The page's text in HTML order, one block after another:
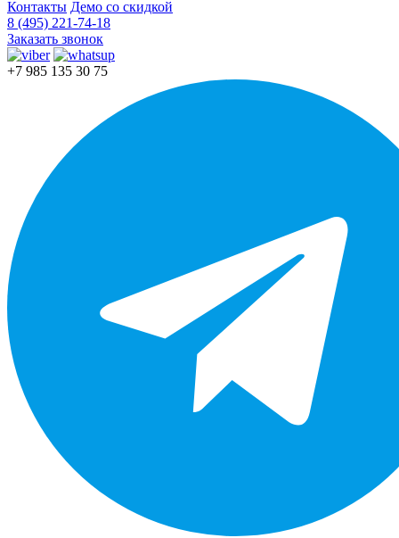
Контакты Демо со скидкой
8 (495) 221-74-18
Заказать звонок
+7 985 135 30 75